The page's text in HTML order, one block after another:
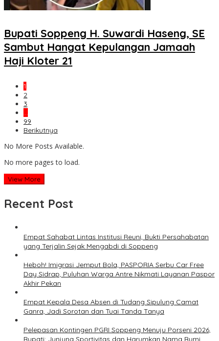
Bupati Soppeng H. Suwardi Haseng, SE
Sambut Hangat Kepulangan Jamaah
Haji Kloter 21
1
2
3
…
99
Berikutnya
No More Posts Available.
No more pages to load.
View More
Recent Post
Empat Sahabat Lintas Institusi Reuni, Bukti Persahabatan
yang Terjalin Sejak Mengabdi di Soppeng
Heboh! Imigrasi Jemput Bola, PASPORIA Serbu Car Free
Day Sidrap, Puluhan Warga Antre Nikmati Layanan Paspor
Akhir Pekan
Empat Kepala Desa Absen di Tudang Sipulung Camat
Ganra, Jadi Sorotan dan Tuai Tanda Tanya
Pelepasan Kontingen PGRI Soppeng Menuju Porseni 2026,
Bupati: Junjung Sportivitas dan Harumkan Nama Bumi